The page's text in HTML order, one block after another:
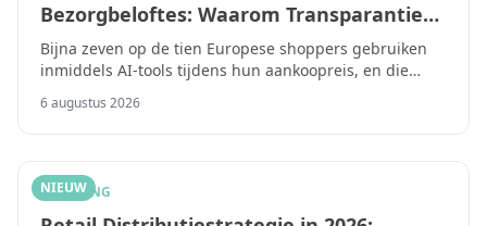
Bezorgbeloftes: Waarom Transparantie
het Nieuwe Vertrouwenssignaal Is in
2026
Bijna zeven op de tien Europese shoppers gebruiken
inmiddels AI-tools tijdens hun aankoopreis, en die
stilletjes mee als vertrouwenssignaal.
6 augustus 2026
NIEUW
SHIPPING